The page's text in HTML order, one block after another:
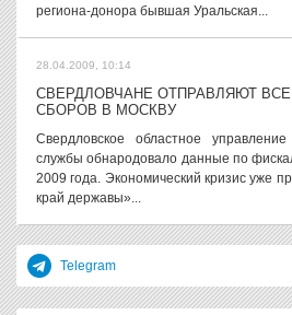
региона-донора бывшая Уральская...
28.04.2009, 10:14
СВЕРДЛОВЧАНЕ ОТПРАВЛЯЮТ
СБОРОВ В МОСКВУ
Свердловское областное
службы обнародовало данные по
2009 года. Экономический кризис уже
край державы»...
Telegram